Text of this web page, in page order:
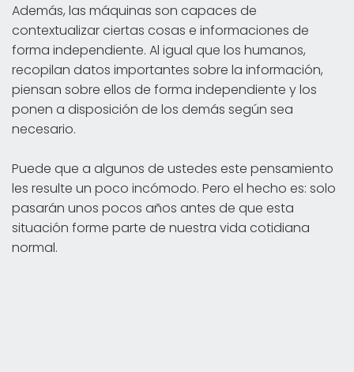
Además, las máquinas son capaces de
contextualizar ciertas cosas e informaciones de
forma independiente. Al igual que los humanos,
recopilan datos importantes sobre la información,
piensan sobre ellos de forma independiente y los
ponen a disposición de los demás según sea
necesario.
Puede que a algunos de ustedes este pensamiento
les resulte un poco incómodo. Pero el hecho es: solo
pasarán unos pocos años antes de que esta
situación forme parte de nuestra vida cotidiana
normal.